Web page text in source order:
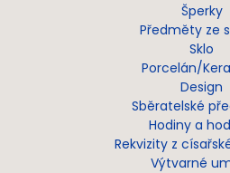
Šperky
Předměty ze
Sklo
Porcelán/
Design
Sběratelské
Hodiny a
Rekvizity z
Výtvarné